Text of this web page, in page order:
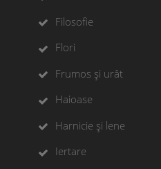
Filosofie
Flori
Frumos și urât
Haioase
Harnicie și lene
Iertare